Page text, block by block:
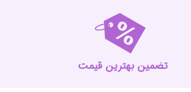
تضمین بهترین قیمت